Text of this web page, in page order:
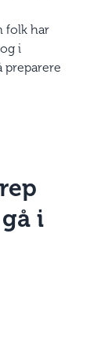
folk har
i
preparere
i